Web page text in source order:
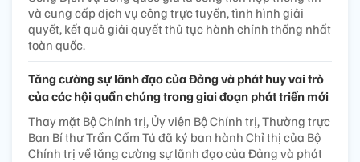
và cung cấp dịch vụ công trực tuyến, tình hình giải
quyết, kết quả giải quyết thủ tục hành chính thống nhất
toàn quốc.
Tăng cường sự lãnh đạo của Đảng và phát huy vai trò
của các hội quần chúng trong giai đoạn phát triển mới
Thay mặt Bộ Chính trị, Ủy viên Bộ Chính trị, Thường trực
Ban Bí thư Trần Cẩm Tú đã ký ban hành Chỉ thị của Bộ
Chính trị về tăng cường sự lãnh đạo của Đảng và phát